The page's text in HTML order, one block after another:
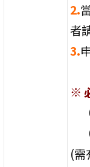
2.
者
3.
※
(需